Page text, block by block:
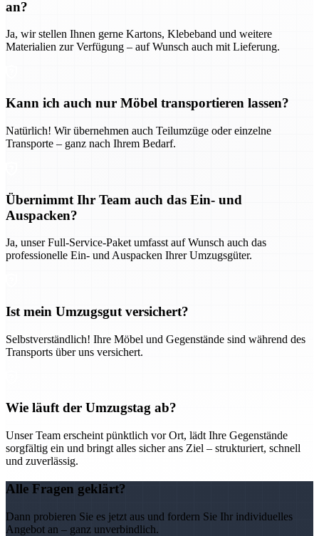
an?
Ja, wir stellen Ihnen gerne Kartons, Klebeband und weitere
Materialien zur Verfügung – auf Wunsch auch mit Lieferung.
Kann ich auch nur Möbel transportieren lassen?
Natürlich! Wir übernehmen auch Teilumzüge oder einzelne
Transporte – ganz nach Ihrem Bedarf.
Übernimmt Ihr Team auch das Ein- und
Auspacken?
Ja, unser Full-Service-Paket umfasst auf Wunsch auch das
professionelle Ein- und Auspacken Ihrer Umzugsgüter.
Ist mein Umzugsgut versichert?
Selbstverständlich! Ihre Möbel und Gegenstände sind während des
Transports über uns versichert.
Wie läuft der Umzugstag ab?
Unser Team erscheint pünktlich vor Ort, lädt Ihre Gegenstände
sorgfältig ein und bringt alles sicher ans Ziel – strukturiert, schnell
und zuverlässig.
Alle Fragen geklärt?
Dann probieren Sie es jetzt aus und fordern Sie Ihr individuelles
Angebot an – ganz unverbindlich.